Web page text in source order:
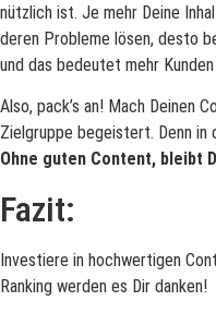
nützlich ist. Je mehr Deine
deren Probleme lösen, desto
und das bedeutet mehr
Also, pack’s an! Mach Deinen
Zielgruppe begeistert. Denn in
Ohne guten Content, bleibt
Fazit:
Investiere in hochwertigen
Ranking werden es Dir danken!